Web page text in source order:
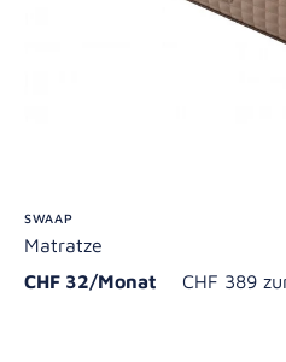
SWAAP
Matratze
CHF 32/Monat
CHF 389